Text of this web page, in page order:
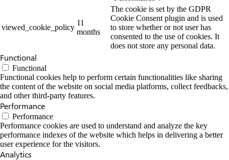
viewed_cookie_policy
11
months
The cookie is set by the GDPR
Cookie Consent plugin and is used
to store whether or not user has
consented to the use of cookies. It
does not store any personal data.
Functional
Functional
Functional cookies help to perform certain functionalities like sharing
the content of the website on social media platforms, collect feedbacks,
and other third-party features.
Performance
Performance
Performance cookies are used to understand and analyze the key
performance indexes of the website which helps in delivering a better
user experience for the visitors.
Analytics